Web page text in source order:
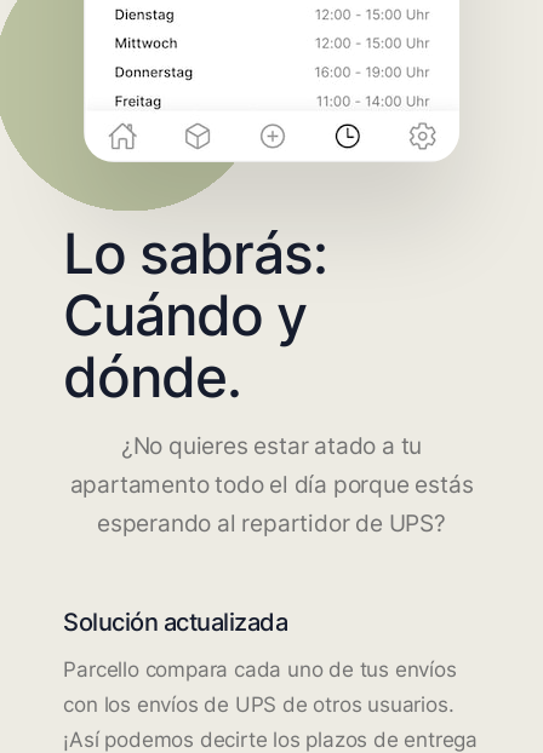
Lo sabrás:
Cuándo y
dónde.
¿No quieres estar atado a tu
apartamento todo el día porque estás
esperando al repartidor de UPS?
Solución actualizada
Parcello compara cada uno de tus envíos
con los envíos de UPS de otros usuarios.
¡Así podemos decirte los plazos de entrega